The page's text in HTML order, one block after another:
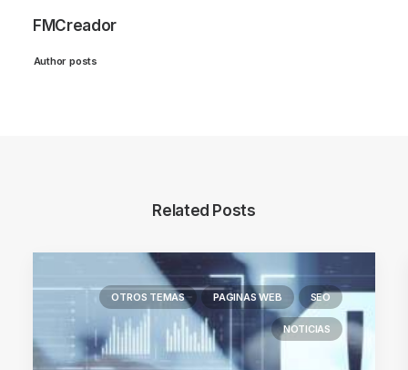
FMCreador
Author posts
Related Posts
OTROS TEMAS PAGINAS WEB SEO
NOTICIAS